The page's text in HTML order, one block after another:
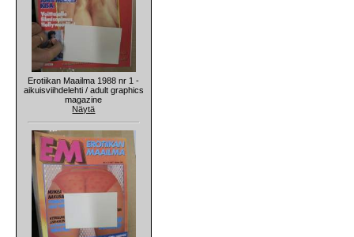
Erotiikan Maailma 1988 nr 1 -
aikuisviihdelehti / adult graphics
magazine
Näytä